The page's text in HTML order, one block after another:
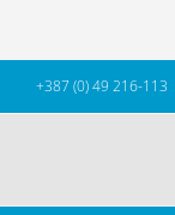
+387 (0) 49 216-113
for: